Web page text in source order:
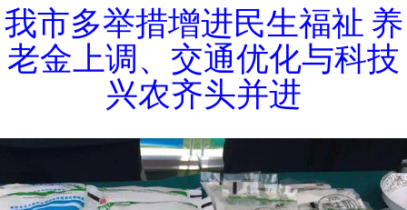
我市多举措增进民生福祉 养
老金上调、交通优化与科技
兴农齐头并进